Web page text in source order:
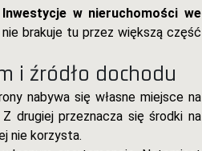
Inwestycje w nieruchomości we
brakuje tu przez większą część
i źródło dochodu
nabywa się własne miejsce na
drugiej przeznacza się środki na
nie korzysta.